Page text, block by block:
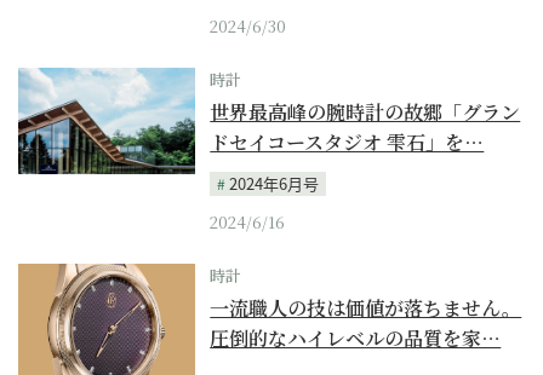
2024/6/30
時計
世界最高峰の腕時計の故郷「グラン
ドセイコースタジオ 雫石」を…
2024年6月号
2024/6/16
時計
一流職人の技は価値が落ちません。
圧倒的なハイレベルの品質を家…